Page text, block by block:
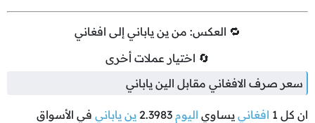
🔁 العكس: من ين ياباني إلى افغاني
🔄 اختيار عملات أخرى
سعر صرف الافغاني مقابل الين ياباني
ان كل 1 افغاني يساوي اليوم 2.3983 ين ياباني في الأسواق